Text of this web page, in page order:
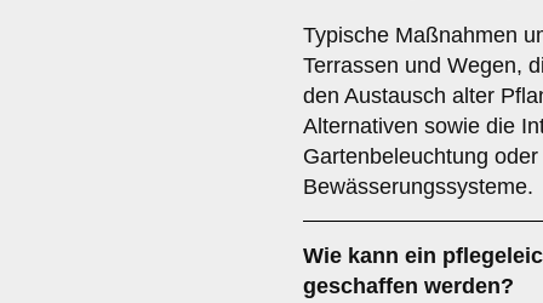
Typische Maßnahmen
Terrassen und Wegen,
den Austausch alter
Alternativen sowie die
Gartenbeleuchtung
Bewässerungssysteme.
Wie kann ein
geschaffen werden?